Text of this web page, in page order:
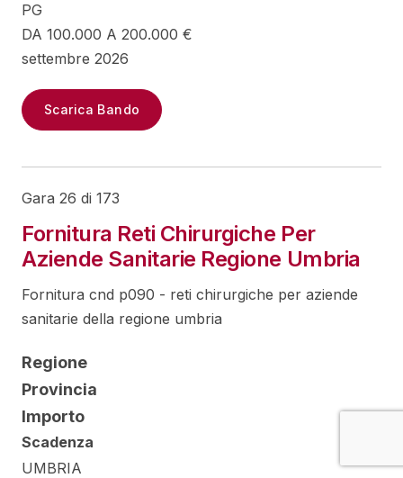
PG
DA 100.000 A 200.000 €
settembre 2026
Scarica Bando
Gara 26 di 173
Fornitura Reti Chirurgiche Per
Aziende Sanitarie Regione Umbria
Fornitura cnd p090 - reti chirurgiche per aziende
sanitarie della regione umbria
Regione
Provincia
Importo
Scadenza
UMBRIA